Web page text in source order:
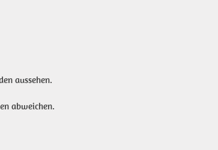
aussehen.
abweichen.